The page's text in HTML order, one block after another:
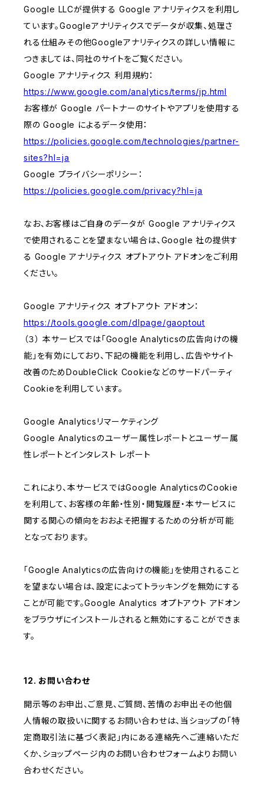
Google LLCが提供する Google アナリティクスを利用し
ています。Googleアナリティクスでデータが収集、処理さ
れる仕組みその他Googleアナリティクスの詳しい情報に
つきましては、同社のサイトをご覧ください。
Google アナリティクス 利用規約：
https://www.google.com/analytics/terms/jp.html
お客様が Google パートナーのサイトやアプリを使用する
際の Google によるデータ使用：
https://policies.google.com/technologies/partner-
sites?hl=ja
Google プライバシーポリシー：
https://policies.google.com/privacy?hl=ja
なお、お客様はご自身のデータが Google アナリティクス
で使用されることを望まない場合は、Google 社の提供す
る Google アナリティクス オプトアウト アドオンをご利用
ください。
Google アナリティクス オプトアウト アドオン：
https://tools.google.com/dlpage/gaoptout
（３） 本サービスでは「Google Analyticsの広告向けの機
能」を有効にしており、下記の機能を利用し、広告やサイト
改善のためDoubleClick Cookieなどのサードパーティ
Cookieを利用しています。
Google Analyticsリマーケティング
Google Analyticsのユーザー属性レポートとユーザー属
性レポートとインタレスト レポート
これにより、本サービスではGoogle AnalyticsのCookie
を利用して、お客様の年齢・性別・閲覧履歴・本サービスに
関する関心の傾向をおおよそ把握するための分析が可能
となっております。
「Google Analyticsの広告向けの機能」を使用されること
を望まない場合は、設定によってトラッキングを無効にする
ことが可能です。Google Analytics オプトアウト アドオン
をブラウザにインストールされると無効にすることができま
す。
12. お問い合わせ
開示等のお申出、ご意見、ご質問、苦情のお申出その他個
人情報の取扱いに関するお問い合わせは、当ショップの「特
定商取引法に基づく表記」内にある連絡先へご連絡いただ
くか、ショップページ内のお問い合わせフォームよりお問い
合わせください。